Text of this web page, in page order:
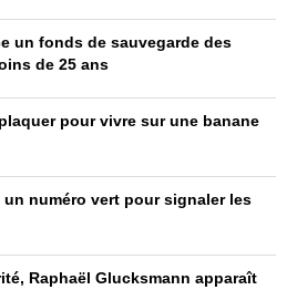
un fonds de sauvegarde des
de 25 ans
pour vivre sur une banane
numéro vert pour signaler les
Raphaël Glucksmann apparaît